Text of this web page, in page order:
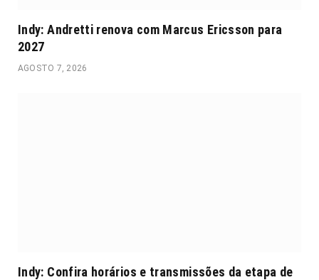
Indy: Andretti renova com Marcus Ericsson para
2027
AGOSTO 7, 2026
Indy: Confira horários e transmissões da etapa de